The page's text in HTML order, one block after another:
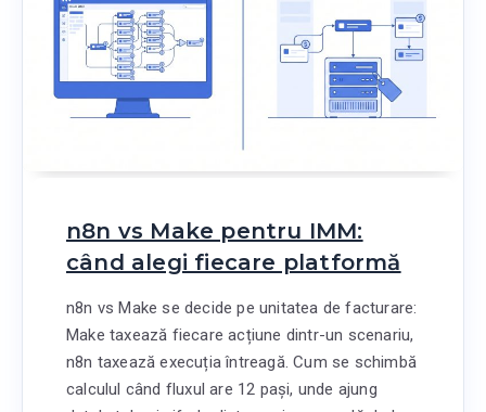
n8n vs Make pentru IMM:
când alegi fiecare platformă
n8n vs Make se decide pe unitatea de facturare:
Make taxează fiecare acțiune dintr-un scenariu,
n8n taxează execuția întreagă. Cum se schimbă
calculul când fluxul are 12 pași, unde ajung